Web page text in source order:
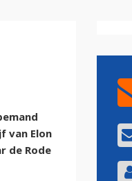
van Elon
de Rode